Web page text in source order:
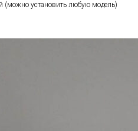
(можно установить любую модель)